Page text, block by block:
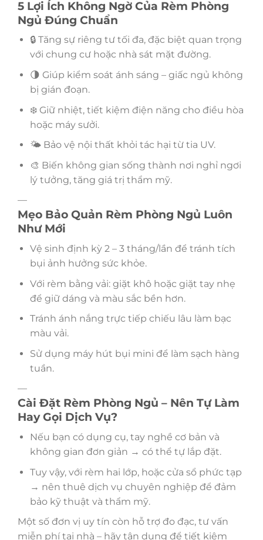
5 Lợi Ích Không Ngờ Của Rèm Phòng
Ngủ Đúng Chuẩn
🔒 Tăng sự riêng tư tối đa, đặc biệt quan trọng
với chung cư hoặc nhà sát mặt đường.
🌗 Giúp kiểm soát ánh sáng – giấc ngủ không
bị gián đoạn.
❄️ Giữ nhiệt, tiết kiệm điện năng cho điều hòa
hoặc máy sưởi.
🌤 Bảo vệ nội thất khỏi tác hại từ tia UV.
🎨 Biến không gian sống thành nơi nghỉ ngơi
lý tưởng, tăng giá trị thẩm mỹ.
—
Mẹo Bảo Quản Rèm Phòng Ngủ Luôn
Như Mới
Vệ sinh định kỳ 2 – 3 tháng/lần để tránh tích
bụi ảnh hưởng sức khỏe.
Với rèm bằng vải: giặt khô hoặc giặt tay nhẹ
để giữ dáng và màu sắc bền hơn.
Tránh ánh nắng trực tiếp chiếu lâu làm bạc
màu vải.
Sử dụng máy hút bụi mini để làm sạch hàng
tuần.
—
Cài Đặt Rèm Phòng Ngủ – Nên Tự Làm
Hay Gọi Dịch Vụ?
Nếu bạn có dụng cụ, tay nghề cơ bản và
không gian đơn giản → có thể tự lắp đặt.
Tuy vậy, với rèm hai lớp, hoặc cửa sổ phức tạp
→ nên thuê dịch vụ chuyên nghiệp để đảm
bảo kỹ thuật và thẩm mỹ.
Một số đơn vị uy tín còn hỗ trợ đo đạc, tư vấn
miễn phí tại nhà – hãy tận dụng để tiết kiệm